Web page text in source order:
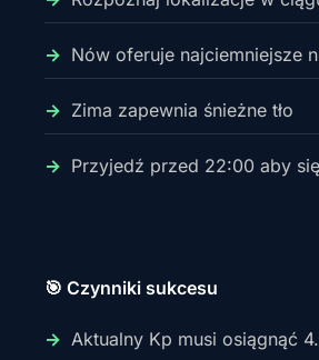
Nów oferuje najciemniejsze
Zima zapewnia śnieżne tło
Przyjedź przed 22:00 aby
🎯 Czynniki sukcesu
Aktualny Kp musi osiągnąć